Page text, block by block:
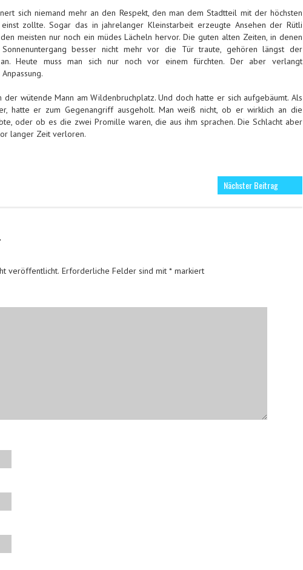
sich niemand mehr an den Respekt, den man dem Stadtteil mit der höchsten
zollte. Sogar das in jahrelanger Kleinstarbeit erzeugte Ansehen der Rütli
meisten nur noch ein müdes Lächeln hervor. Die guten alten Zeiten, in denen
besser nicht mehr vor die Tür traute, gehören längst der
an. Heute muss man sich nur noch vor einem fürchten. Der aber verlangt
der wütende Mann am Wildenbruchplatz. Und doch hatte er sich aufgebäumt. Als
hatte er zum Gegenangriff ausgeholt. Man weiß nicht, ob er wirklich an die
oder ob es die zwei Promille waren, die aus ihm sprachen. Die Schlacht aber
langer Zeit verloren.
Nächster Beitrag
veröffentlicht. Erforderliche Felder sind mit * markiert